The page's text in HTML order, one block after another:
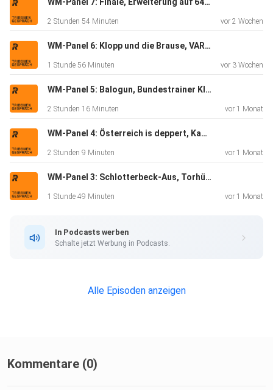
2 Stunden 54 Minuten vor 2 Wochen
WM-Panel 6: Klopp und die Brause, VARgentinien, ICE-Deportationen u.v.m.
1 Stunde 56 Minuten vor 3 Wochen
WM-Panel 5: Balogun, Bundestrainer Klopp, Braut Haaland, Schiri-Ansetzungen u.v.m.
2 Stunden 16 Minuten vor 1 Monat
WM-Panel 4: Österreich is deppert, Kap Verdes Sensation, Gewalt gegen Frauen, Rassismus u.v.m.
2 Stunden 9 Minuten vor 1 Monat
WM-Panel 3: Schlotterbeck-Aus, Torhüter, Neuendorf zu Nmecha, die Schottland-Ente u.v.m.
1 Stunde 49 Minuten vor 1 Monat
In Podcasts werben
Schalte jetzt Werbung in Podcasts.
Alle Episoden anzeigen
Kommentare (0)